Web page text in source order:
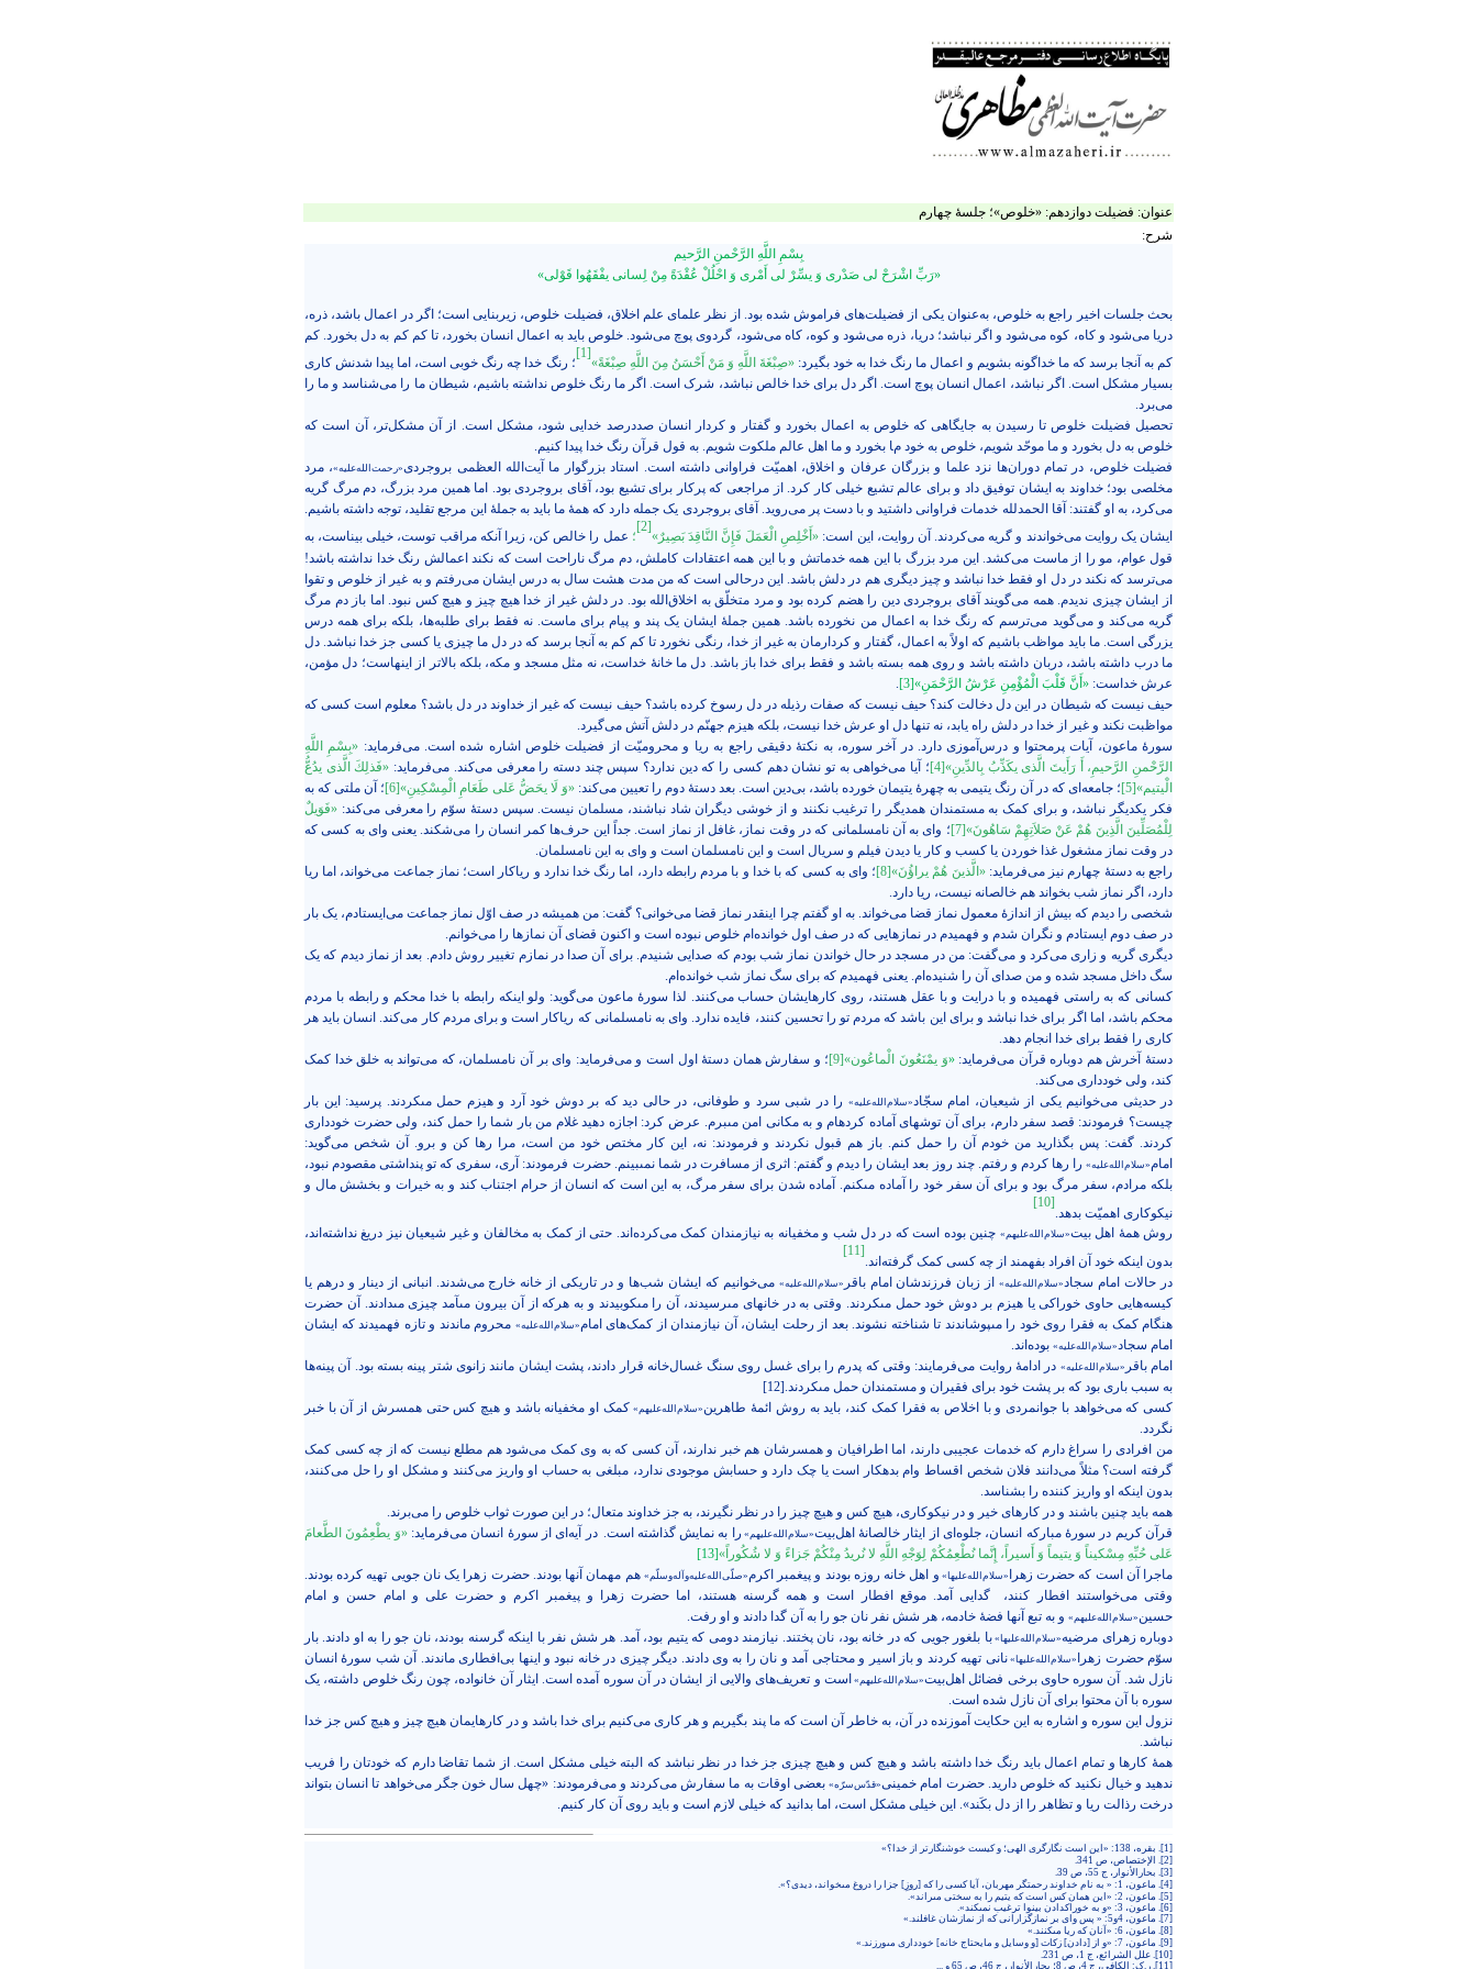
عنوان: فضیلت دوازدهم: «خلوص»؛ جلسۀ چهارم
شرح:
بِسْمِ‏ اللَّهِ الرَّحْمنِ الرَّحیم‏
«رَبِّ اشْرَحْ لی صَدْری‏ وَ یسِّرْ لی أَمْری وَ احْلُلْ عُقْدَةً مِنْ لِسانی یفْقَهُوا قَوْلی‏»
بحث جلسات اخیر راجع به خلوص، به‌عنوان یکی از فضیلت‌های فراموش شده بود. از نظر علمای علم اخلاق، فضیلت خلوص، زیربنایی است؛ اگر در اعمال باشد، ذره،‌
دریا می‌شود و کاه، کوه می‌شود و اگر نباشد؛ دریا، ذره می‌شود و کوه، کاه می‌شود، گردوی پوچ می‌شود. خلوص باید به اعمال انسان بخورد، تا کم کم به دل بخورد. کم
کم به آنجا برسد که ما خداگونه بشویم و اعمال ما رنگ خدا به خود بگیرد: «صِبْغَةَ اللَّهِ وَ مَنْ أَحْسَنُ مِنَ اللَّهِ صِبْغَةً»
[1]
؛ رنگ خدا چه رنگ خوبی است، اما پیدا شدنش کاری
بسیار مشکل است. اگر نباشد، اعمال انسان پوچ است. اگر دل برای خدا خالص نباشد، شرک است. اگر ما رنگ خلوص نداشته باشیم، شیطان ما را می‌شناسد و ما را
می‌برد.
تحصیل فضیلت خلوص تا رسیدن به جایگاهی که خلوص به اعمال بخورد و گفتار و کردار انسان صددرصد خدایی شود، مشکل است. از آن مشکل‌تر، آن است که
خلوص به دل بخورد و ما موحّد شویم، خلوص به خود ما بخورد و ما اهل عالم ملکوت شویم. به قول قرآن رنگ خدا پیدا کنیم.
فضیلت خلوص، در تمام دوران‌ها نزد علما و بزرگان عرفان و اخلاق، اهمیّت فراوانی داشته است. استاد بزرگوار ما آیت‌الله العظمی بروجردی«رحمت‌الله‌علیه»، مرد
مخلصی بود؛ خداوند به ایشان توفیق داد و برای عالم تشیع خیلی کار کرد. از مراجعی که پرکار برای تشیع بود، آقای بروجردی بود. اما همین مرد بزرگ، دم مرگ گریه
می‌کرد، به او ‌گفتند: آقا الحمدلله خدمات فراوانی داشتید و با دست پر می‌روید. آقای بروجردی یک جمله دارد که همۀ ما باید به جملۀ این مرجع تقلید، توجه داشته باشیم.
ایشان یک روایت می‌‌خواندند و گریه می‌کردند. آن روایت، این است: «أَخْلِصِ الْعَمَلَ فَإِنَّ النَّاقِدَ بَصِيرٌ»
[2]
؛ عمل را خالص کن، زیرا آنکه مراقب توست، خیلی بیناست، به
قول عوام، مو را از ماست می‌کشد. این مرد بزرگ با این همه خدماتش و با این همه اعتقادات کاملش، دم مرگ ناراحت است که نکند اعمالش رنگ خدا نداشته باشد!
می‌ترسد که نکند در دل او فقط خدا نباشد و چیز دیگری هم در دلش باشد. این درحالی است که من مدت هشت سال به درس ایشان می‌رفتم و به غیر از خلوص و تقوا
از ایشان چیزی ندیدم. همه می‌گویند آقای بروجردی دین را هضم کرده بود و مرد متخلّق به اخلاق‌الله بود. در دلش غیر از خدا هیچ چیز و هیچ کس نبود. اما باز دم مرگ
گریه می‌کند و می‌گوید می‌ترسم که رنگ خدا به اعمال من نخورده باشد. همین جملۀ ایشان یک پند و پیام برای ماست. نه فقط برای طلبه‌ها، بلکه برای همه درس
یزرگی است. ما باید مواظب باشیم که اولاً به اعمال، گفتار و کردارمان به غیر از خدا، رنگی نخورد تا کم کم به آنجا برسد که در دل ما چیزی یا کسی جز خدا نباشد. دل
ما درب داشته باشد، دربان داشته باشد و روی همه بسته باشد و فقط برای خدا باز باشد. دل ما خانۀ خداست، نه مثل مسجد و مکه، بلکه بالاتر از اینهاست؛ دل مؤمن،
عرش خداست: «أَنَّ‏ قَلْبَ الْمُؤْمِنِ عَرْشُ الرَّحْمَنِ‏»[3]
حیف نیست که شیطان در این دل دخالت کند؟ حیف نیست که صفات رذیله در دل رسوخ کرده باشد؟ حیف نیست که غیر از خداوند در دل باشد؟ معلوم است کسی که
مواظبت نکند و غیر از خدا در دلش راه یابد، نه تنها دل او عرش خدا نیست، بلکه هیزم جهنّم در دلش آتش می‌گیرد.
سورۀ ماعون، آیات پرمحتوا و درس‌آموزی دارد. در آخر سوره، به نکتۀ دقیقی راجع به ریا و محرومیّت از فضیلت خلوص اشاره شده است. می‌فرماید: «بِسْمِ اللَّهِ
الرَّحْمنِ الرَّحیمِ‏، أَ رَأَیتَ الَّذی یكَذِّبُ بِالدِّینِ»[4]؛ آیا می‌خواهی به تو نشان دهم کسی را که دین ندارد؟ سپس چند دسته را معرفی می‌کند. می‌فرماید: «فَذلِكَ الَّذی یدُعُّ
الْیتیم‏»[5]؛ جامعه‌ای که در آن رنگ یتیمی به چهرۀ یتیمان خورده باشد، بی‌دین است. بعد دستۀ دوم را تعیین می‌کند: «وَ لَا یحَضُّ عَلی طَعَامِ الْمِسْکِینِ»[6]؛ آن ملتی که به
فکر یکدیگر نباشد، و برای کمک به مستمندان همدیگر را ترغیب نکنند و از خوشی دیگران شاد نباشند، مسلمان نیست. سپس دستۀ سوّم را معرفی می‌کند: «فَوَیلٌ
لِلْمُصَلِّینَ الَّذِینَ هُمْ عَنْ صَلاَتِهِمْ سَاهُونَ»[7]؛ وای به آن نامسلمانی که در وقت نماز، غافل از نماز است. جداً این حرف‌ها کمر انسان را می‌شکند. یعنی وای به کسی که
در وقت نماز مشغول غذا خوردن یا کسب و کار یا دیدن فیلم و سریال است و این نامسلمان است و وای به این نامسلمان.
راجع به دستۀ چهارم نیز می‌فرماید: «الَّذینَ هُمْ یراؤُنَ»[8]؛ وای به کسی که با خدا و با مردم رابطه دارد، اما رنگ خدا ندارد و ریاکار است؛ نماز جماعت می‌خواند، اما ریا
دارد، اگر نماز شب بخواند هم خالصانه نیست، ریا دارد.
شخصی را دیدم که بیش از اندازۀ معمول نماز قضا می‌خواند. به او گفتم چرا اینقدر نماز قضا می‌خوانی؟ گفت: من همیشه در صف اوّل نماز جماعت می‌ایستادم، یک بار
در صف دوم ایستادم و نگران شدم و فهمیدم در نمازهایی که در صف اول خوانده‌ام خلوص نبوده است و اکنون قضای آن نمازها را می‌خوانم.
دیگری گریه و زاری می‌کرد و می‌گفت: من در مسجد در حال خواندن نماز شب بودم که صدایی شنیدم. برای آن صدا در نمازم تغییر روش دادم. بعد از نماز دیدم که یک
سگ داخل مسجد شده و من صدای آن را شنیده‌ام. یعنی فهمیدم که برای سگ نماز شب خوانده‌ام.
کسانی که به راستی فهمیده و با درایت و با عقل هستند، روی کارهایشان حساب می‌کنند. لذا سورۀ ماعون می‌گوید: ولو اینکه رابطه با خدا محکم و رابطه با مردم
محکم باشد، اما اگر برای خدا نباشد و برای این باشد که مردم تو را تحسین کنند، فایده ندارد. وای به نامسلمانی که ریاکار است و برای مردم کار می‌کند. انسان باید هر
کاری را فقط برای خدا انجام دهد.
دستۀ آخرش هم دوباره قرآن می‌فرماید: «وَ یمْنَعُونَ الْماعُون‏»[9]؛ و سفارش همان دستۀ اول است و می‌فرماید: وای بر آن نامسلمان، که می‌تواند به خلق خدا کمک
کند، ولی خودداری می‌کند.
در حدیثی می‌خوانیم یکی از شیعیان، امام سجّاد «سلام‌الله‌علیه» را در شبى سرد و طوفانى، در حالى دید كه بر دوش خود آرد و هيزم حمل مى‏كردند. پرسید: این بار
چيست؟ فرمودند: قصد سفر دارم، براى آن توشه‏اى آماده كرده‏ام و به مكانی امن مى‏برم. عرض كرد: اجازه دهید غلام من بار شما را حمل ‏كند، ولی حضرت خودداری
کردند. گفت: پس بگذارید من خودم آن را حمل کنم. باز هم قبول نکردند و فرمودند: نه، این کار مختص خود من است، مرا رها کن و برو. آن شخص می‌گوید:
امام «سلام‌الله‌علیه» را رها کردم و رفتم. چند روز بعد ایشان را دیدم و گفتم: اثرى از مسافرت در شما نمى‏بينم. حضرت فرمودند: آرى، سفرى كه تو پنداشتى مقصودم نبود،
بلكه مرادم، سفر مرگ بود و براى آن سفر خود را آماده مى‏كنم. آماده شدن براى سفر مرگ، به اين است كه انسان از حرام اجتناب كند و به خيرات و بخشش مال و
نیکوکاری اهمیّت بدهد.
[10]
روش همۀ اهل بیت«سلام‌الله‌علیهم» چنین بوده است که در دل شب و مخفیانه به نیازمندان کمک می‌کرده‌اند. حتی از کمک به مخالفان و غیر شیعیان نیز دریغ نداشته‌اند،
بدون اینکه خود آن افراد بفهمند از چه کسی کمک گرفته‌اند.
[11]
در حالات امام سجاد«سلام‌الله‌علیه» از زبان فرزندشان امام باقر «سلام‌الله‌علیه» می‌خوانیم که ایشان شب‌ها و در تاريكی از خانه خارج می‌شدند. انبانی از دينار و درهم یا
کیسه‌هایی حاوی خوراكى يا هيزم بر دوش خود حمل مى‏كردند. وقتی به در خانه‏اى مى‏رسيدند، آن را مى‏كوبيدند و به هركه از آن بيرون مى‏آمد چيزى مى‏دادند. آن حضرت
هنگام کمک به فقرا روى خود را مى‏پوشاندند تا شناخته نشوند. بعد از رحلت ایشان، آن نیازمندان از کمک‌های امام «سلام‌الله‌علیه» محروم ماندند و تازه فهمیدند که ایشان
امام سجاد«سلام‌الله‌علیه» بوده‌اند.
امام باقر «سلام‌الله‌علیه» در ادامۀ روایت می‌فرمایند: وقتی که پدرم را برای غسل روى سنگ غسال‌خانه قرار دادند، پشت ایشان مانند زانوى شتر پينه بسته بود. آن پینه‌ها
به سبب باری بود كه بر پشت خود براى فقيران و مستمندان حمل مى‏كردند.[12]
کسی که می‌خواهد با جوانمردی و با اخلاص به فقرا کمک کند، باید به روش ائمۀ طاهرین«سلام‌الله‌علیهم» کمک او مخفیانه باشد و هیچ کس حتی همسرش از آن با خبر
نگردد.
من افرادی را سراغ دارم که خدمات عجیبی دارند، اما اطرافیان و همسرشان هم خبر ندارند، آن کسی که به وی کمک می‌شود هم مطلع نیست که از چه کسی کمک
گرفته است؟ مثلاً می‌دانند فلان شخص اقساط وام بدهکار است یا چک دارد و حسابش موجودی ندارد، مبلغی به حساب او واریز می‌کنند و مشکل او را حل می‌کنند،
بدون اینکه او واریز کننده را بشناسد.
همه باید چنین باشند و در کارهای خیر و در نیکوکاری، هیچ کس و هیچ چیز را در نظر نگیرند، به جز خداوند متعال؛ در این صورت ثواب خلوص را می‌برند.
قرآن کریم در سورۀ مبارکه انسان، جلوه‌ای از ایثار خالصانۀ اهل‌بیت«سلام‌الله‌علیهم» را به نمایش گذاشته است. در آیه‌ای از سورۀ انسان می‌فرماید: «وَ یطْعِمُونَ الطَّعامَ
عَلى‏ حُبِّهِ مِسْكیناً وَ یتیماً وَ أَسیراً، إِنَّما نُطْعِمُكُمْ لِوَجْهِ اللَّهِ لا نُریدُ مِنْكُمْ جَزاءً وَ لا شُكُوراً»[13]
ماجرا آن است که حضرت زهرا
«سلام‌الله‌علیها» و اهل خانه روزه بودند و پیغمبر اکرم «صلّی‌الله‌علیه‌و‌آله‌و‌سلّم» هم مهمان آنها بودند. حضرت زهرا یک نان جویی تهیه کرده بودند.
وقتی می‌خواستند افطار کنند،‌
گدایی آمد. موقع افطار است و همه گرسنه هستند، اما حضرت زهرا و پیغمبر اکرم و حضرت علی و امام حسن و امام
حسین«سلام‌الله‌علیهم» و به تبع آنها فضۀ خادمه، هر شش نفر نان جو را به آن گدا دادند و او رفت.
دوباره زهرای مرضیه«سلام‌الله‌علیها» با بلغور جویی که در خانه بود، نان پختند. نیازمند دومی که یتیم بود، آمد. هر شش نفر با اینکه گرسنه بودند، نان جو را به او دادند. بار
سوّم حضرت زهرا
«سلام‌الله‌علیها» نانی تهیه کردند و باز اسیر و محتاجی آمد و نان را به وی دادند. دیگر چیزی در خانه نبود و اینها بی‌افطاری ماندند. آن شب سورۀ انسان
نازل شد. آن سوره حاوی برخی فضائل اهل‌بیت«سلام‌الله‌علیهم»
است و تعریف‌های والایی از ایشان در آن سوره آمده است. ایثار آن خانواده، چون رنگ خلوص داشته، یک
سوره با آن محتوا برای آن نازل شده است.
نزول این سوره و اشاره به این حکایت آموزنده در آن، به خاطر آن است که ما پند بگیریم و هر کاری می‌کنیم برای خدا باشد و در کارهایمان هیچ چیز و هیچ کس جز خدا
نباشد.
همۀ کارها و تمام اعمال باید رنگ خدا داشته باشد و هیچ کس و هیچ چیزی جز خدا در نظر نباشد که البته خیلی مشکل است. از شما تقاضا دارم که خودتان را فریب
ندهید و خیال نکنید که خلوص دارید. حضرت امام خمینی«قدّس‌سرّه» بعضی اوقات به ما سفارش می‌کردند و می‌فرمودند: «چهل سال خون جگر می‌خواهد تا انسان بتواند
درخت رذالت ریا و تظاهر را از دل بکَند». این خیلی مشکل است، اما بدانید که خیلی لازم است و باید روی آن کار کنیم.
[1] . بقره، 138: «این است نگارگرى الهى؛ و كیست خوش‏نگارتر از خدا؟»
[2] . الإختصاص، ص 341.
[3] . بحارالأنوار، ج 55، ص 39
[4] . ماعون، 1: « به نام خداوند رحمتگر مهربان‏، آيا كسى را كه [روزِ] جزا را دروغ مى‏خواند، ديدى؟».
[5] . ماعون، 2: «اين همان كس است كه يتيم را به سختى مى‏راند».
[6] . ماعون، 3: «و به خوراك‏دادن بينوا ترغيب نمى‏كند».
[7] . ماعون، 4و5: « پس واى بر نمازگزارانى‏ که از نمازشان غافلند.»
[8] . ماعون، 6: «آنان كه ريا مى‏كنند.»
[9] . ماعون، 7: «و از [دادن‏] زكات [و وسايل و مايحتاج خانه‏] خوددارى مى‏ورزند.»
[10] . علل الشرائع، ج ‏1، ص 231
[11] . ر.ک: الکافی، ج 4، ص 8؛ بحارالأنوار، ج ‏46، ص 65 و ...